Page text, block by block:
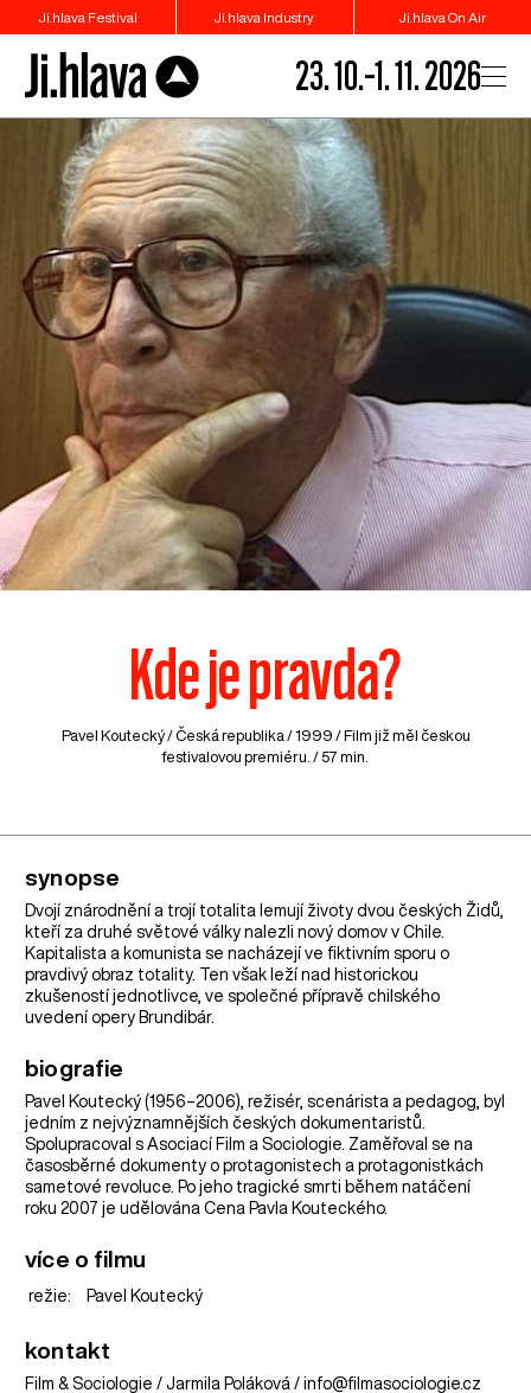
Ji.hlava Festival Ji.hlava Industry Ji.hlava On Air
23. 10.–1. 11. 2026
Kde je pravda?
Pavel Koutecký /Česká republika / 1999 / Film již měl českou
festivalovou premiéru. / 57 min.
synopse
Dvojí znárodnění a trojí totalita lemují životy dvou českých Židů,
kteří za druhé světové války nalezli nový domov v Chile.
Kapitalista a komunista se nacházejí ve fiktivním sporu o
pravdivý obraz totality. Ten však leží nad historickou
zkušeností jednotlivce, ve společné přípravě chilského
uvedení opery Brundibár.
biografie
Pavel Koutecký (1956–2006), režisér, scenárista a pedagog, byl
jedním z nejvýznamnějších českých dokumentaristů.
Spolupracoval s Asociací Film a Sociologie. Zaměřoval se na
časosběrné dokumenty o protagonistech a protagonistkách
sametové revoluce. Po jeho tragické smrti během natáčení
roku 2007 je udělována Cena Pavla Kouteckého.
více o filmu
režie: Pavel Koutecký
kontakt
Film & Sociologie / Jarmila Poláková / info@filmasociologie.cz